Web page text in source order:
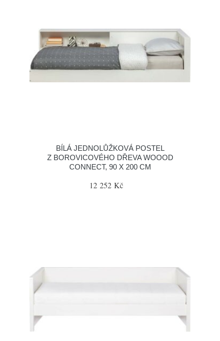
BÍLÁ JEDNOLŮŽKOVÁ POSTEL
Z BOROVICOVÉHO DŘEVA WOOOD
CONNECT, 90 X 200 CM
12 252 Kč